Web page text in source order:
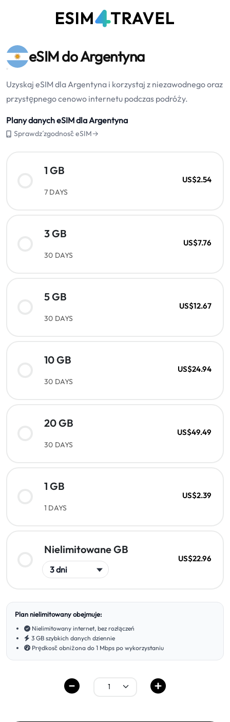
eSIM do Argentyna
Uzyskaj eSIM dla Argentyna i korzystaj z niezawodnego oraz
przystępnego cenowo internetu podczas podróży.
Plany danych eSIM dla Argentyna
Sprawdź zgodność eSIM→
1 GB
7 DAYS
US$2.54
3 GB
30 DAYS
US$7.76
5 GB
30 DAYS
US$12.67
10 GB
30 DAYS
US$24.94
20 GB
30 DAYS
US$49.49
1 GB
1 DAYS
US$2.39
Nielimitowane GB
US$22.96
Plan nielimitowany obejmuje:
Nielimitowany internet, bez rozłączeń
3 GB szybkich danych dziennie
Prędkość obniżona do 1 Mbps po wykorzystaniu